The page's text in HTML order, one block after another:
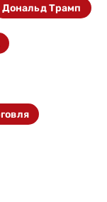
Дональд Трамп